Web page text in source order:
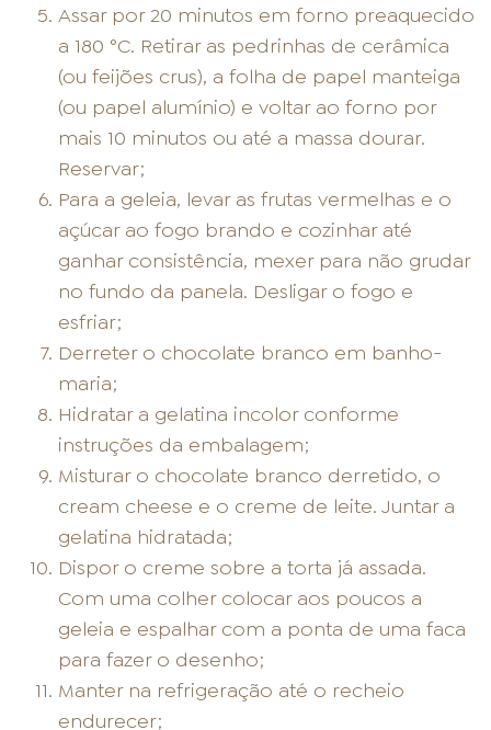
Assar por 20 minutos em forno preaquecido
a 180 °C. Retirar as pedrinhas de cerâmica
(ou feijões crus), a folha de papel manteiga
(ou papel alumínio) e voltar ao forno por
mais 10 minutos ou até a massa dourar.
Reservar;
Para a geleia, levar as frutas vermelhas e o
açúcar ao fogo brando e cozinhar até
ganhar consistência, mexer para não grudar
no fundo da panela. Desligar o fogo e
esfriar;
Derreter o chocolate branco em banho-
maria;
Hidratar a gelatina incolor conforme
instruções da embalagem;
Misturar o chocolate branco derretido, o
cream cheese e o creme de leite. Juntar a
gelatina hidratada;
Dispor o creme sobre a torta já assada.
Com uma colher colocar aos poucos a
geleia e espalhar com a ponta de uma faca
para fazer o desenho;
Manter na refrigeração até o recheio
endurecer;